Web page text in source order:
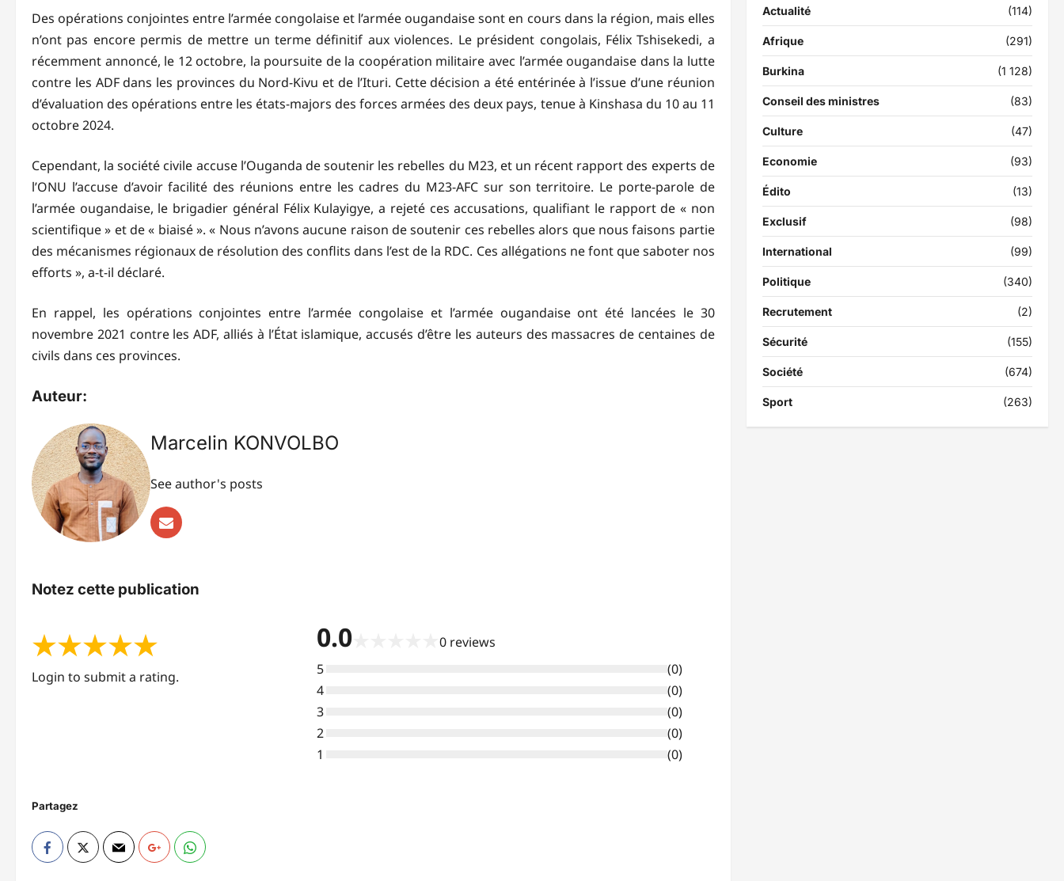
Des opérations conjointes entre l’armée congolaise et l’armée ougandaise sont en cours dans la région, mais elles
n’ont pas encore permis de mettre un terme définitif aux violences. Le président congolais, Félix Tshisekedi, a
récemment annoncé, le 12 octobre, la poursuite de la coopération militaire avec l’armée ougandaise dans la lutte
contre les ADF dans les provinces du Nord-Kivu et de l’Ituri. Cette décision a été entérinée à l’issue d’une réunion
d’évaluation des opérations entre les états-majors des forces armées des deux pays, tenue à Kinshasa du 10 au 11
octobre 2024.
Cependant, la société civile accuse l’Ouganda de soutenir les rebelles du M23, et un récent rapport des experts de
l’ONU l’accuse d’avoir facilité des réunions entre les cadres du M23-AFC sur son territoire. Le porte-parole de
l’armée ougandaise, le brigadier général Félix Kulayigye, a rejeté ces accusations, qualifiant le rapport de « non
scientifique » et de « biaisé ». « Nous n’avons aucune raison de soutenir ces rebelles alors que nous faisons partie
des mécanismes régionaux de résolution des conflits dans l’est de la RDC. Ces allégations ne font que saboter nos
efforts », a-t-il déclaré.
En rappel, les opérations conjointes entre l’armée congolaise et l’armée ougandaise ont été lancées le 30
novembre 2021 contre les ADF, alliés à l’État islamique, accusés d’être les auteurs des massacres de centaines de
civils dans ces provinces.
Auteur:
Marcelin KONVOLBO
See author's posts
Notez cette publication
★★★★★
Login to submit a rating.
0.0★ 0 reviews
5
(0)
4
(0)
3
(0)
2
(0)
1
(0)
Partagez
Actualité (114)
Afrique (291)
Burkina (1 128)
Conseil des ministres (83)
Culture (47)
Economie (93)
Édito (13)
Exclusif (98)
International (99)
Politique (340)
Recrutement (2)
Sécurité (155)
Société (674)
Sport (263)